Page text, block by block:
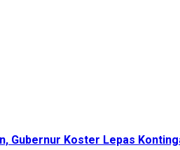
Gubernur Koster Lepas